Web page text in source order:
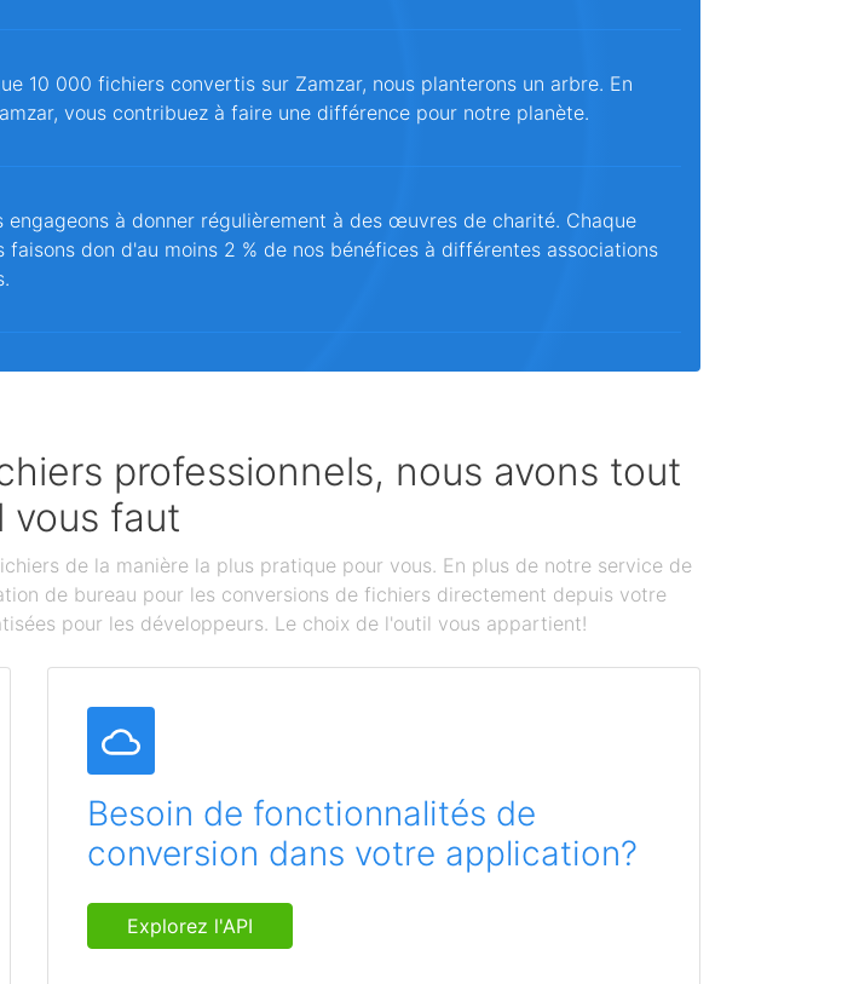
10 000 fichiers convertis sur Zamzar, nous planterons un arbre. En
vous contribuez à faire une différence pour notre planète.
engageons à donner régulièrement à des œuvres de charité. Chaque
faisons don d'au moins 2 % de nos bénéfices à différentes associations
professionnels, nous avons tout
vous faut
de la manière la plus pratique pour vous. En plus de notre service de
de bureau pour les conversions de fichiers directement depuis votre
pour les développeurs. Le choix de l'outil vous appartient!
Besoin de fonctionnalités de
conversion dans votre application?
Explorez l'API